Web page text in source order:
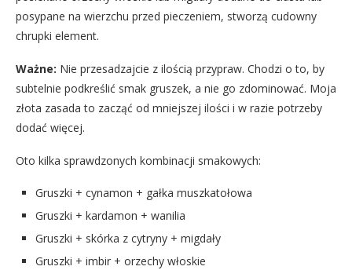
posypane na wierzchu przed pieczeniem, stworzą cudowny
chrupki element.
Ważne: Nie przesadzajcie z ilością przypraw. Chodzi o to, by
subtelnie podkreślić smak gruszek, a nie go zdominować. Moja
złota zasada to zacząć od mniejszej ilości i w razie potrzeby
dodać więcej.
Oto kilka sprawdzonych kombinacji smakowych:
Gruszki + cynamon + gałka muszkatołowa
Gruszki + kardamon + wanilia
Gruszki + skórka z cytryny + migdały
Gruszki + imbir + orzechy włoskie